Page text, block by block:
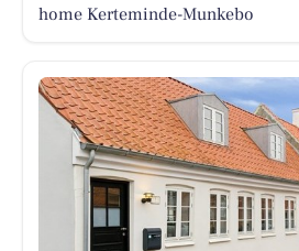
home Kerteminde-Munkebo